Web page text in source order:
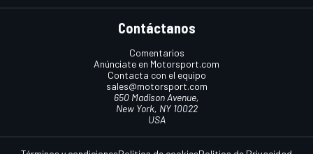
Contáctanos
Comentarios
Anúnciate en Motorsport.com
Contacta con el equipo
sales@motorsport.com
650 Madison Avenue,
New York, NY 10022
USA